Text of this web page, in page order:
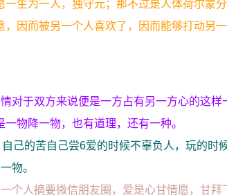
生为一人，独守元；那不过是人体荷尔蒙
因而被另一个人喜欢了，因而能够打动另
对于双方来说便是一方占有另一方心的这样
物降一物，也有道理，还有一种。
己的苦自己尝6爱的时候不辜负人，玩的时
物。
个人摘要微信朋友圈，爱是心甘情愿，甘拜